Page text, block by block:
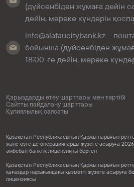
(дүйсенбіден жұмаға дейін
дейін, мереке күндерін
info@alataucitybank.kz –
бойынша (дүйсенбіден
18:00-ге дейін, мереке
Қарыздарды өтеу шарттары мен тәртібі
Сайтты пайдалану шарттары
Құпиялылық саясаты
Қазақстан Республикасының Қаржы нарығын
және өзге де операцияларды жүзеге асыруға 2026
әмбебап банктік лицензияны берген
Қазақстан Республикасының Қаржы нарығын
қағаздар нарығындағы қызметті жүзеге асыруға
лицензиясы